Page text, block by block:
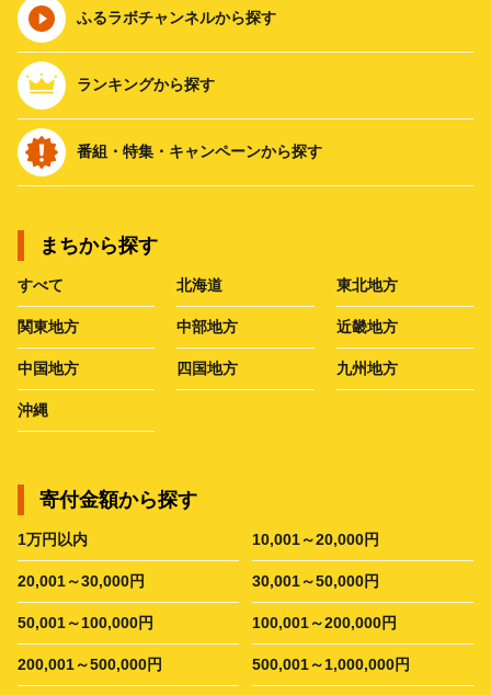
ふるラボチャンネルから探す
ランキングから探す
番組・特集・キャンペーンから探す
まちから探す
すべて 北海道 東北地方
関東地方 中部地方 近畿地方
中国地方 四国地方 九州地方
沖縄
寄付金額から探す
1万円以内 10,001～20,000円
20,001～30,000円 30,001～50,000円
50,001～100,000円 100,001～200,000円
200,001～500,000円 500,001～1,000,000円